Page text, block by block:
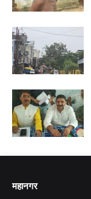
महानगर